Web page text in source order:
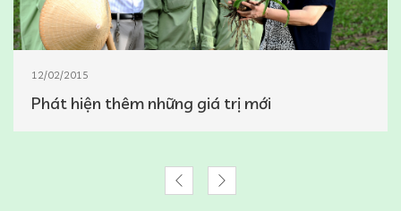
12/02/2015
Phát hiện thêm những giá trị mới